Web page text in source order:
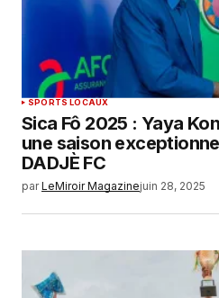
SPORTS LOCAUX
Sica Fô 2025 : Yaya
une saison
DADJÈ FC
par LeMiroir Magazinejuin 28, 2025